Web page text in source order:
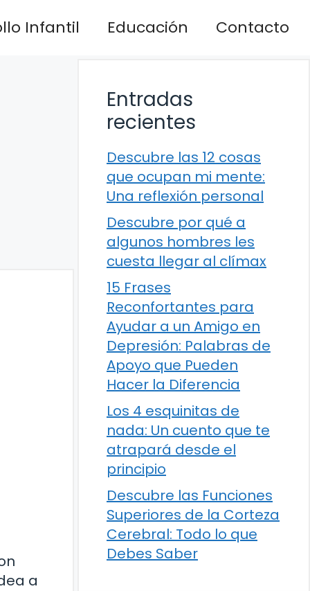
Infantil Educación Contacto
a
Entradas
recientes
Descubre las 12 cosas
que ocupan mi mente:
Una reflexión personal
Descubre por qué a
algunos hombres les
cuesta llegar al clímax
15 Frases
Reconfortantes para
Ayudar a un Amigo en
Depresión: Palabras de
Apoyo que Pueden
Hacer la Diferencia
Los 4 esquinitas de
nada: Un cuento que te
atrapará desde el
principio
Descubre las Funciones
Superiores de la Corteza
Cerebral: Todo lo que
Debes Saber